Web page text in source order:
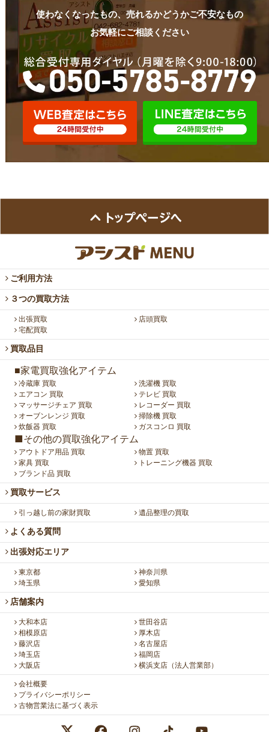
使わなくなったもの、売れるかどうかご不安なもの
お気軽にご相談ください
ご利用方法
３つの買取方法
出張買取
店頭買取
宅配買取
買取品目
■家電買取強化アイテム
冷蔵庫 買取
洗濯機 買取
エアコン 買取
テレビ 買取
マッサージチェア 買取
レコーダー 買取
オーブンレンジ 買取
掃除機 買取
炊飯器 買取
ガスコンロ 買取
■その他の買取強化アイテム
アウトドア用品 買取
物置 買取
家具 買取
トレーニング機器 買取
ブランド品 買取
買取サービス
引っ越し前の家財買取 遺品整理の買取
よくある質問
出張対応エリア
東京都
神奈川県
埼玉県
愛知県
店舗案内
大和本店
世田谷店
相模原店
厚木店
藤沢店
名古屋店
埼玉店
福岡店
大阪店
横浜支店（法人営業部）
会社概要
プライバシーポリシー
古物営業法に基づく表示